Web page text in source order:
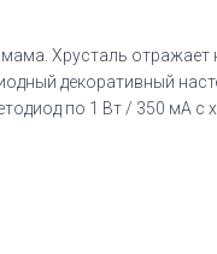
Хрусталь отражает
декоративный
по 1 Вт / 350 мА с